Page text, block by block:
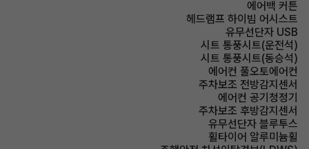
에어백 커튼
헤드램프 하이빔 어시스트
유무선단자 USB
시트 통풍시트(운전석)
시트 통풍시트(동승석)
에어컨 풀오토에어컨
주차보조 전방감지센서
에어컨 공기청정기
주차보조 후방감지센서
유무선단자 블루투스
휠타이어 알루미늄휠